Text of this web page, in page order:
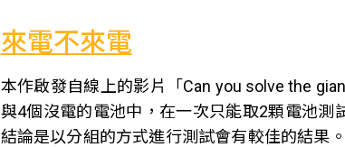
來電不來電
本作啟發自線上的影片「Can you solve the
與4個沒電的電池中，在一次只能取2顆電池測
結論是以分組的方式進行測試會有較佳的結果